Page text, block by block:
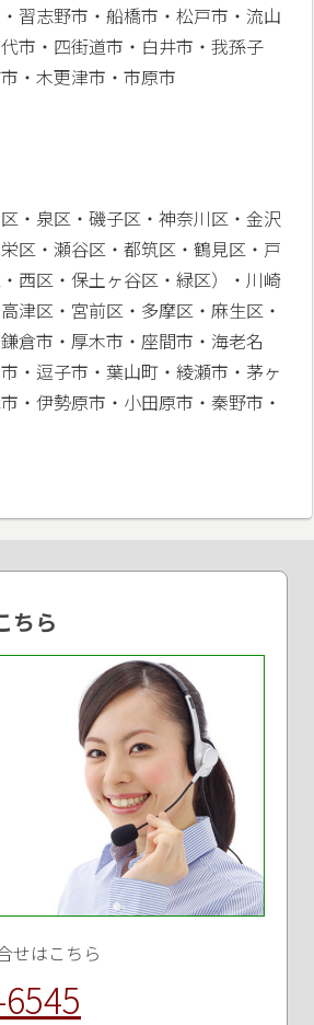
習志野市・船橋市・松戸市・流山
市・四街道市・白井市・我孫子
・木更津市・市原市
・泉区・磯子区・神奈川区・金沢
区・瀬谷区・都筑区・鶴見区・戸
西区・保土ヶ谷区・緑区）・川崎
津区・宮前区・多摩区・麻生区・
倉市・厚木市・座間市・海老名
・逗子市・葉山町・綾瀬市・茅ヶ
・伊勢原市・小田原市・秦野市・
ちら
せはこちら